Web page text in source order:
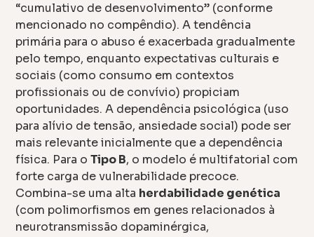
“cumulativo de desenvolvimento” (conforme
mencionado no compêndio). A tendência
primária para o abuso é exacerbada gradualmente
pelo tempo, enquanto expectativas culturais e
sociais (como consumo em contextos
profissionais ou de convívio) propiciam
oportunidades. A dependência psicológica (uso
para alívio de tensão, ansiedade social) pode ser
mais relevante inicialmente que a dependência
física. Para oTipo B, o modelo é multifatorial com
forte carga de vulnerabilidade precoce.
Combina-se uma alta herdabilidade genética
(com polimorfismos em genes relacionados à
neurotransmissão dopaminérgica,